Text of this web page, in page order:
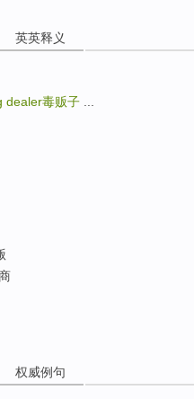
英英释义
dealer毒贩子
权威例句